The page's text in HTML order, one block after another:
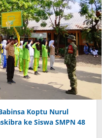
Koptu Nurul
ke Siswa SMPN 48